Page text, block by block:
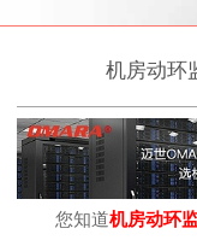
机房动环
您知道机房动环